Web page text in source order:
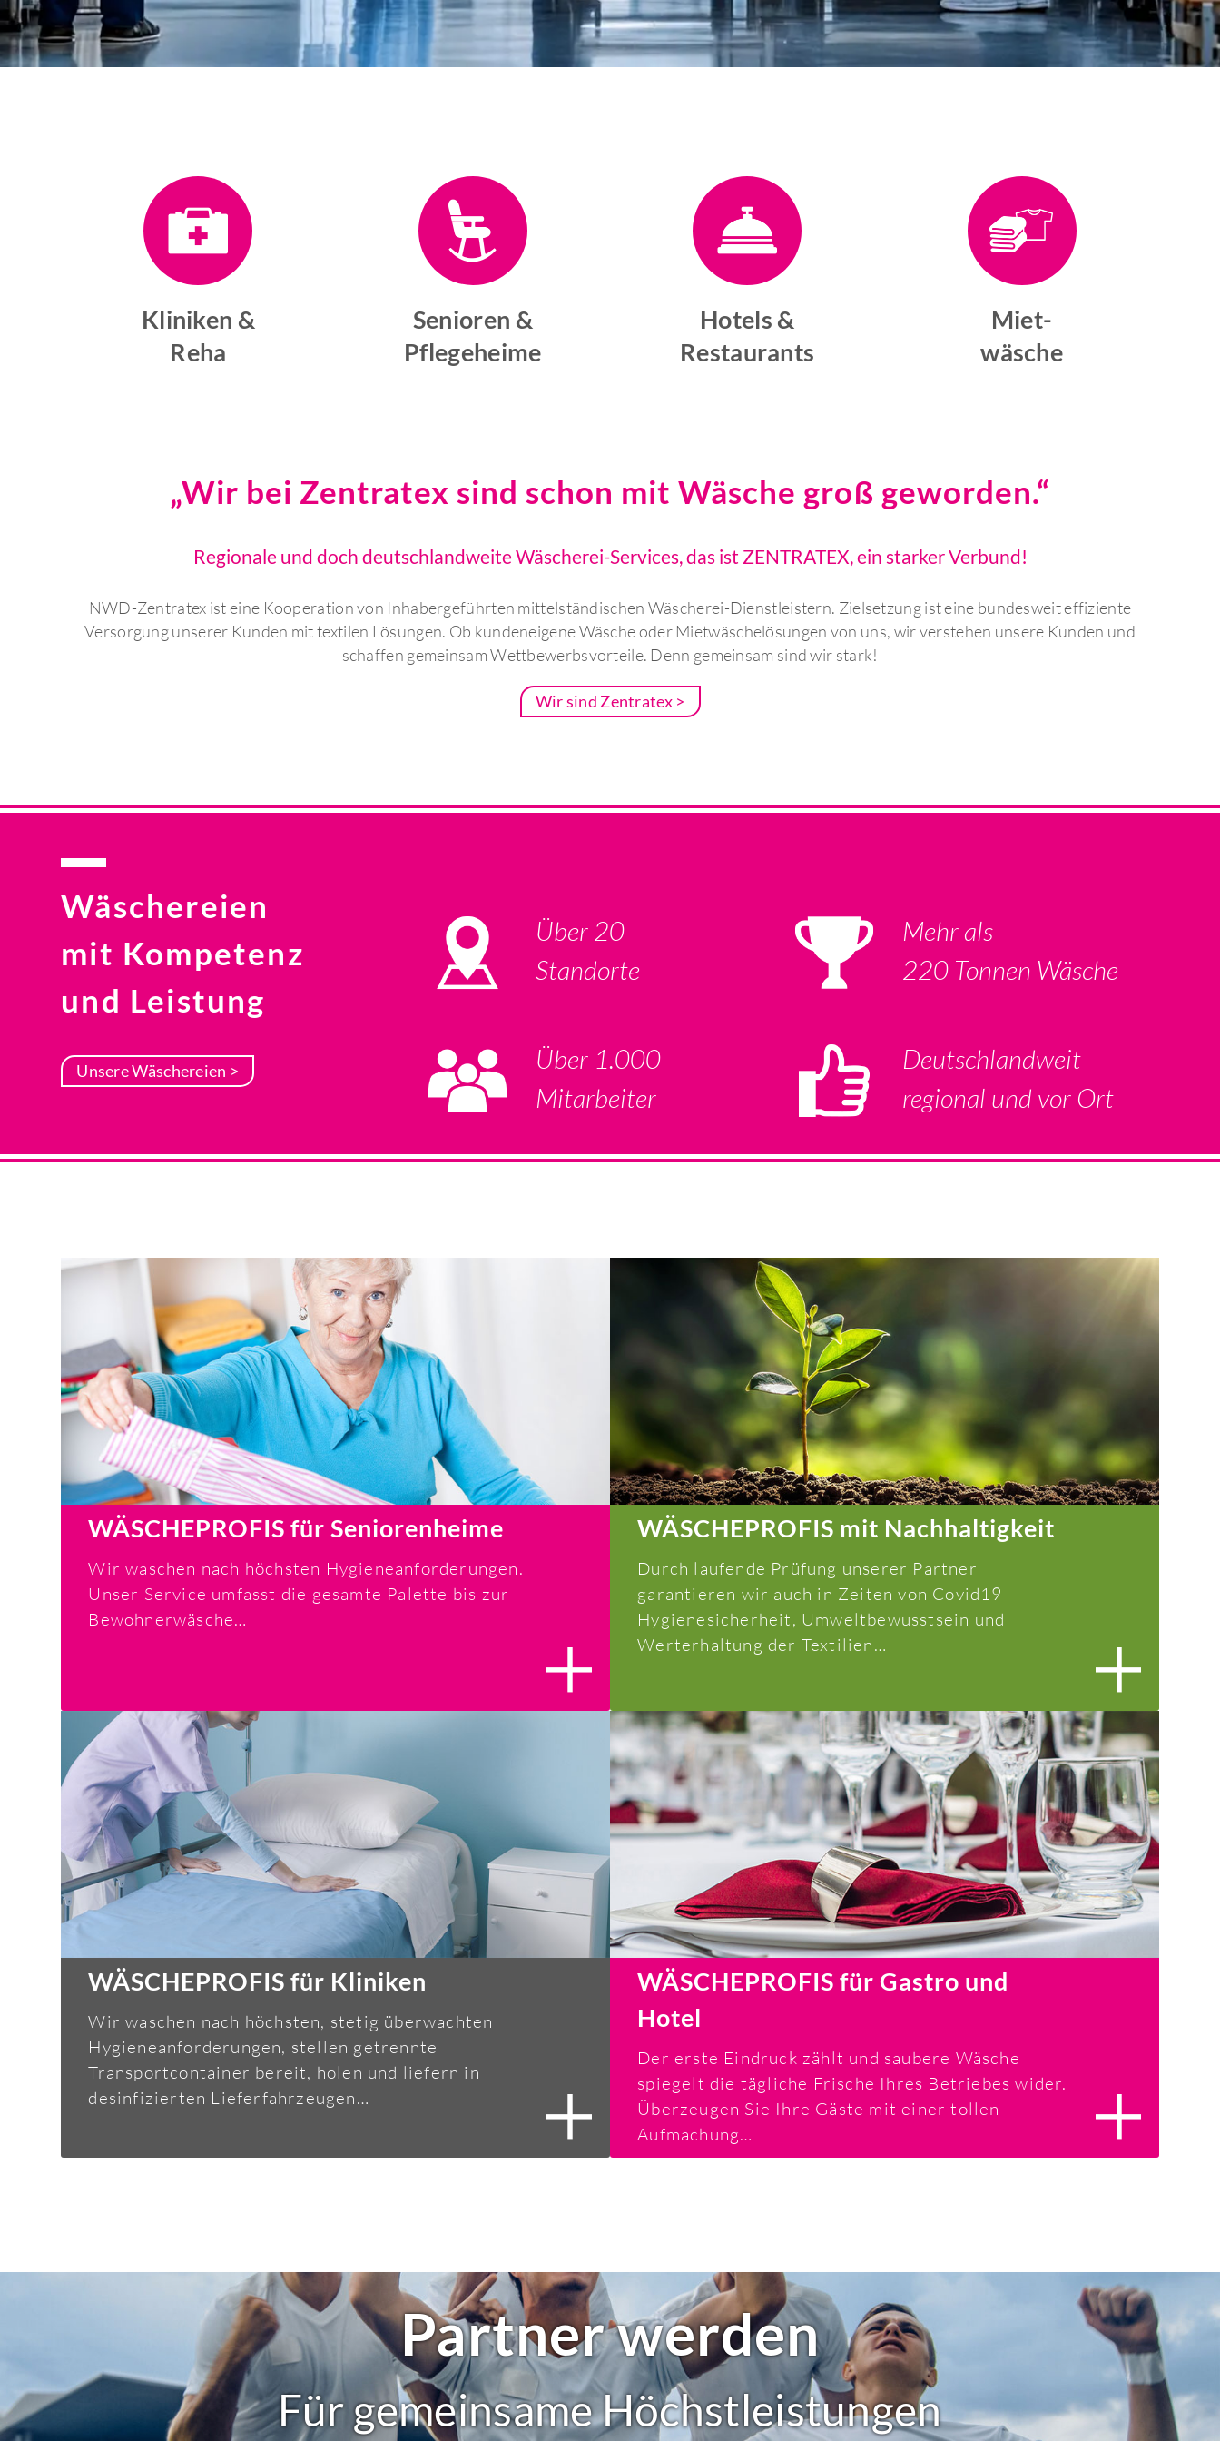
Kliniken &
Reha
Senioren &
Pflegeheime
Hotels &
Restaurants
Miet-
wäsche
„Wir bei Zentratex sind schon mit Wäsche groß geworden.“
Regionale und doch deutschlandweite Wäscherei-Services, das ist ZENTRATEX, ein starker Verbund!
NWD-Zentratex ist eine Kooperation von Inhabergeführten mittelständischen Wäscherei-Dienstleistern. Zielsetzung ist eine bundesweit effiziente
Versorgung unserer Kunden mit textilen Lösungen. Ob kundeneigene Wäsche oder Mietwäschelösungen von uns, wir verstehen unsere Kunden und
schaffen gemeinsam Wettbewerbsvorteile. Denn gemeinsam sind wir stark!
Wir sind Zentratex >
Wäschereien
mit Kompetenz
und Leistung
Unsere Wäschereien >
Über 20
Standorte
Mehr als
220 Tonnen Wäsche
Über 1.000
Mitarbeiter
Deutschlandweit
regional und vor Ort
WÄSCHEPROFIS für Seniorenheime
Wir waschen nach höchsten Hygieneanforderungen.
Unser Service umfasst die gesamte Palette bis zur
Bewohnerwäsche…
WÄSCHEPROFIS mit Nachhaltigkeit
Durch laufende Prüfung unserer Partner
garantieren wir auch in Zeiten von Covid19
Hygienesicherheit, Umweltbewusstsein und
Werterhaltung der Textilien…
WÄSCHEPROFIS für Kliniken
Wir waschen nach höchsten, stetig überwachten
Hygieneanforderungen, stellen getrennte
Transportcontainer bereit, holen und liefern in
desinfizierten Lieferfahrzeugen…
WÄSCHEPROFIS für Gastro und
Hotel
Der erste Eindruck zählt und saubere Wäsche
spiegelt die tägliche Frische Ihres Betriebes wider.
Überzeugen Sie Ihre Gäste mit einer tollen
Aufmachung…
Partner werden
Für gemeinsame Höchstleistungen